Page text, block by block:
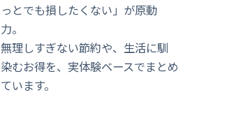
っとでも損したくない」が原動
力。
無理しすぎない節約や、生活に馴
染むお得を、実体験ベースでまとめ
ています。